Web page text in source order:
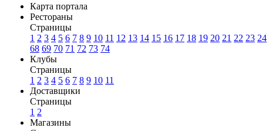
Карта портала
Рестораны
Страницы
1 2 3 4 5 6 7 8 9 10 11 12 13 14 15 16 17 18 19 20 21 22 23 24
68 69 70 71 72 73 74
Клубы
Страницы
1 2 3 4 5 6 7 8 9 10 11
Доставщики
Страницы
1 2
Магазины